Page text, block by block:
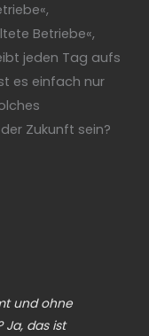
Betriebe«,
jeden Tag aufs
es einfach nur
Zukunft sein?
und ohne
Ja, das ist